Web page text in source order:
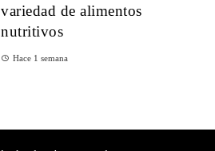
variedad de alimentos
nutritivos
Hace 1 semana